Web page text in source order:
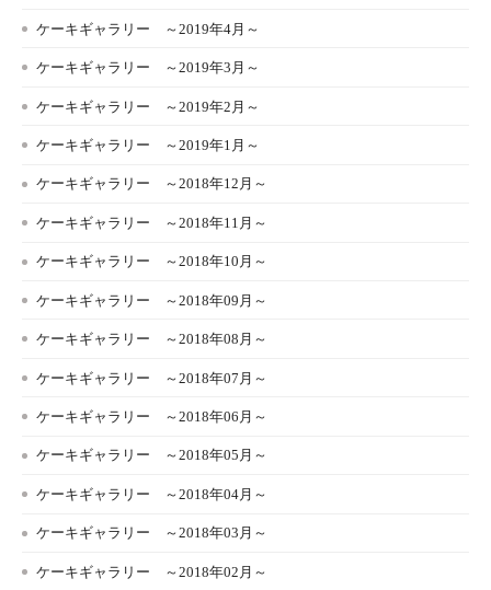
ケーキギャラリー ～2019年4月～
ケーキギャラリー ～2019年3月～
ケーキギャラリー ～2019年2月～
ケーキギャラリー ～2019年1月～
ケーキギャラリー ～2018年12月～
ケーキギャラリー ～2018年11月～
ケーキギャラリー ～2018年10月～
ケーキギャラリー ～2018年09月～
ケーキギャラリー ～2018年08月～
ケーキギャラリー ～2018年07月～
ケーキギャラリー ～2018年06月～
ケーキギャラリー ～2018年05月～
ケーキギャラリー ～2018年04月～
ケーキギャラリー ～2018年03月～
ケーキギャラリー ～2018年02月～